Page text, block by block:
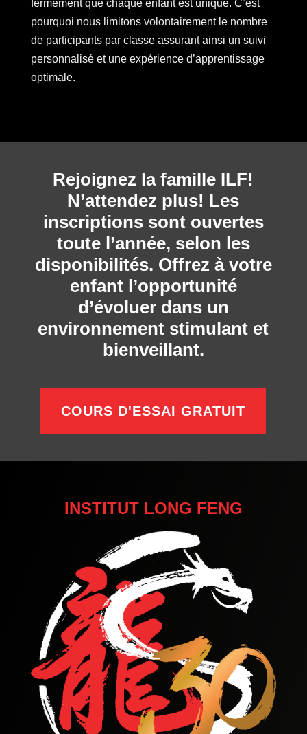
fermement que chaque enfant est unique. C’est
pourquoi nous limitons volontairement le nombre
de participants par classe assurant ainsi un suivi
personnalisé et une expérience d’apprentissage
optimale.
Rejoignez la famille ILF!
N’attendez plus! Les
inscriptions sont ouvertes
toute l’année, selon les
disponibilités. Offrez à votre
enfant l’opportunité
d’évoluer dans un
environnement stimulant et
bienveillant.
COURS D'ESSAI GRATUIT
INSTITUT LONG FENG